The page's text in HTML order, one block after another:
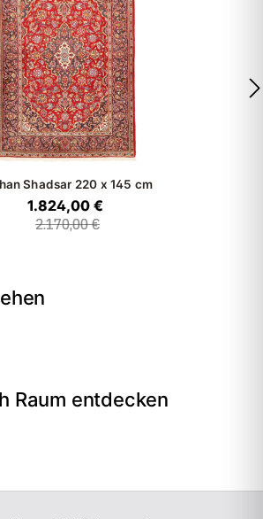
Shadsar 220 x 145 cm
1.824,00 €
2.170,00 €
Raum entdecken